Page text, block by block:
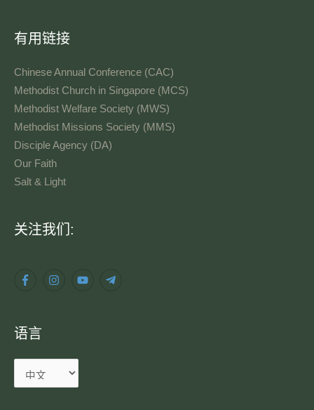
有用链接
Chinese Annual Conference (CAC)
Methodist Church in Singapore (MCS)
Methodist Welfare Society (MWS)
Methodist Missions Society (MMS)
Disciple Agency (DA)
Our Faith
Salt & Light
关注我们:
语言
语